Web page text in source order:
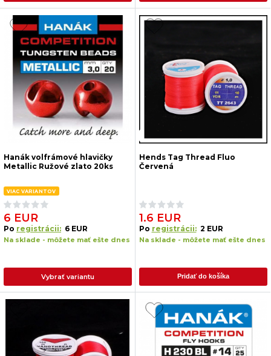
Hanák volfrámové hlavičky
Metallic Ružové zlato 20ks
VIAC VARIANTOV
6 EUR
Po registrácii: 6 EUR
Na sklade - môžete mať ešte dnes
Vybrať variantu
Hends Tag Thread Fluo
Červená
1.6 EUR
Po registrácii: 2 EUR
Na sklade - môžete mať ešte dnes
Pridať do košíka